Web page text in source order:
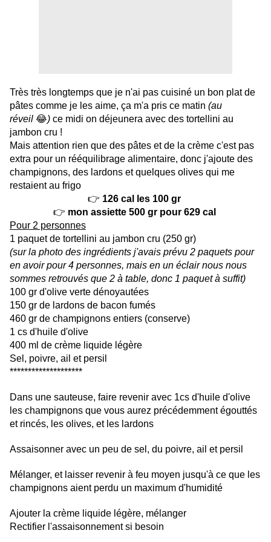
Très très longtemps que je n'ai pas cuisiné un bon plat de
pâtes comme je les aime, ça m'a pris ce matin (au
réveil 😂) ce midi on déjeunera avec des tortellini au
jambon cru !
Mais attention rien que des pâtes et de la crème c'est pas
extra pour un rééquilibrage alimentaire, donc j'ajoute des
champignons, des lardons et quelques olives qui me
restaient au frigo
👉 126 cal les 100 gr
👉 mon assiette 500 gr pour 629 cal
Pour 2 personnes
1 paquet de tortellini au jambon cru (250 gr)
(sur la photo des ingrédients j'avais prévu 2 paquets pour
en avoir pour 4 personnes, mais en un éclair nous nous
sommes retrouvés que 2 à table, donc 1 paquet à suffit)
100 gr d'olive verte dénoyautées
150 gr de lardons de bacon fumés
460 gr de champignons entiers (conserve)
1 cs d'huile d'olive
400 ml de crème liquide légère
Sel, poivre, ail et persil
********************
Dans une sauteuse, faire revenir avec 1cs d'huile d'olive
les champignons que vous aurez précédemment égouttés
et rincés, les olives, et les lardons
Assaisonner avec un peu de sel, du poivre, ail et persil
Mélanger, et laisser revenir à feu moyen jusqu'à ce que les
champignons aient perdu un maximum d'humidité
Ajouter la crème liquide légère, mélanger
Rectifier l'assaisonnement si besoin